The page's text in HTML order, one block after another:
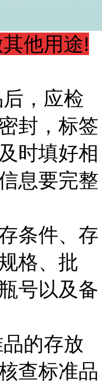
他用途!
，应检
封，标签
时填好相
息要完整
条件、存
格、批
号以及备
的存放
查标准品